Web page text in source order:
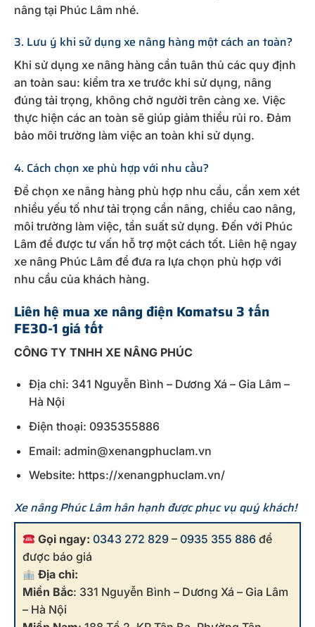
nâng tại Phúc Lâm nhé.
3. Lưu ý khi sử dụng xe nâng hàng một cách an toàn?
Khi sử dụng xe nâng hàng cần tuân thủ các quy định
an toàn sau: kiểm tra xe trước khi sử dụng, nâng
đúng tải trọng, không chở người trên càng xe. Việc
thực hiện các an toàn sẽ giúp giảm thiểu rủi ro. Đảm
bảo môi trường làm việc an toàn khi sử dụng.
4. Cách chọn xe phù hợp với nhu cầu?
Để chọn xe nâng hàng phù hợp nhu cầu, cần xem xét
nhiều yếu tố như tải trọng cần nâng, chiều cao nâng,
môi trường làm việc, tần suất sử dụng. Đến với Phúc
Lâm để được tư vấn hỗ trợ một cách tốt. Liên hệ ngay
xe nâng Phúc Lâm để đưa ra lựa chọn phù hợp với
nhu cầu của khách hàng.
Liên hệ mua xe nâng điện Komatsu 3 tấn
FE30-1 giá tốt
CÔNG TY TNHH XE NÂNG PHÚC
Địa chỉ: 341 Nguyễn Bình – Dương Xá – Gia Lâm –
Hà Nội
Điện thoại: 0935355886
Email: admin@xenangphuclam.vn
Website: https://xenangphuclam.vn/
Xe nâng Phúc Lâm hân hạnh được phục vụ quý khách!
Gọi ngay: 0343 272 829 –0935 355 886 để
được báo giá
Địa chỉ:
Miền Bắc: 331 Nguyễn Bình – Dương Xá – Gia Lâm
– Hà Nội